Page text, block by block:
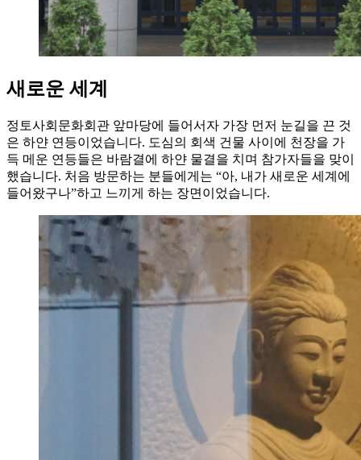
새로운 세계
정토사회문화회관 앞마당에 들어서자 가장 먼저 눈길을 끈 것
은 하얀 연등이었습니다. 도심의 회색 건물 사이에 천장을 가
득 메운 연등들은 바람결에 하얀 물결을 치며 참가자들을 맞이
했습니다. 처음 방문하는 분들에게는 “아, 내가 새로운 세계에
들어왔구나”하고 느끼게 하는 장면이었습니다.